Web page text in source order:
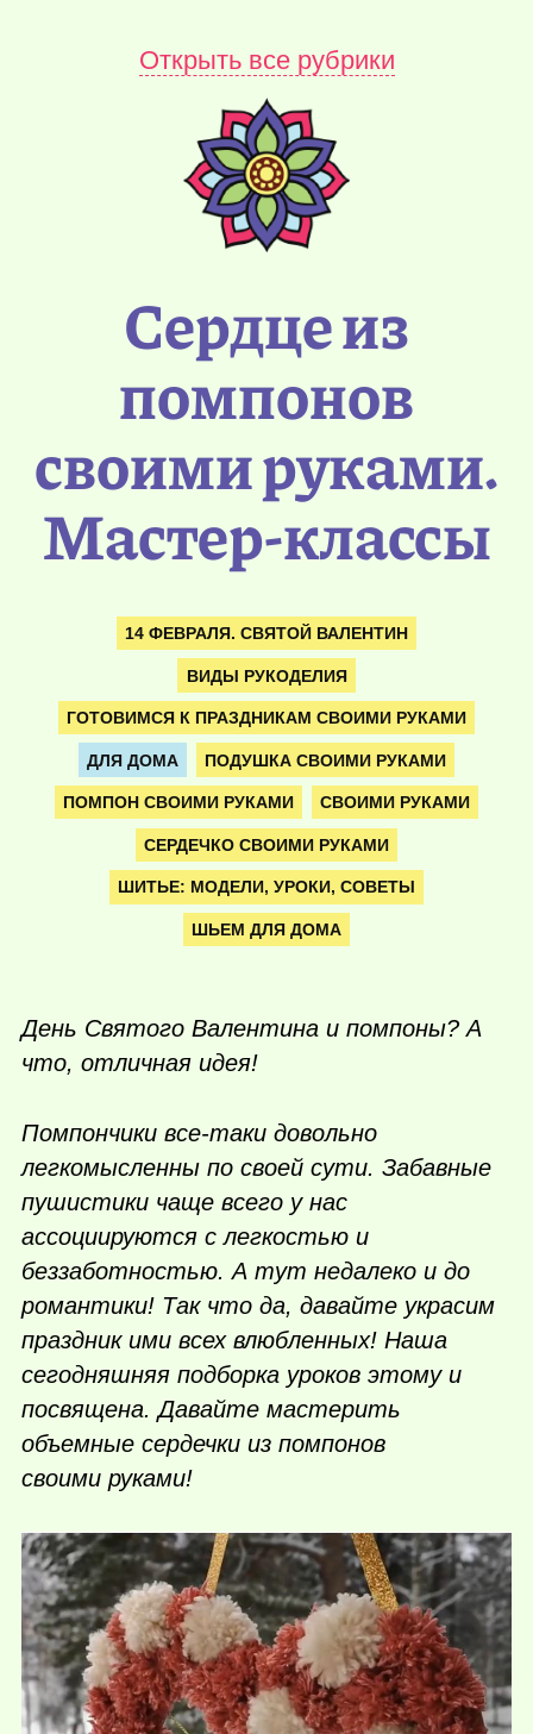
Открыть все рубрики
Сердце из
помпонов
своими руками.
Мастер-классы
14 ФЕВРАЛЯ. СВЯТОЙ ВАЛЕНТИН
ВИДЫ РУКОДЕЛИЯ
ГОТОВИМСЯ К ПРАЗДНИКАМ СВОИМИ РУКАМИ
ДЛЯ ДОМА ПОДУШКА СВОИМИ РУКАМИ
ПОМПОН СВОИМИ РУКАМИ СВОИМИ РУКАМИ
СЕРДЕЧКО СВОИМИ РУКАМИ
ШИТЬЕ: МОДЕЛИ, УРОКИ, СОВЕТЫ
ШЬЕМ ДЛЯ ДОМА
День Святого Валентина и помпоны? А
что, отличная идея!
Помпончики все-таки довольно
легкомысленны по своей сути. Забавные
пушистики чаще всего у нас
ассоциируются с легкостью и
беззаботностью. А тут недалеко и до
романтики! Так что да, давайте украсим
праздник ими всех влюбленных! Наша
сегодняшняя подборка уроков этому и
посвящена. Давайте мастерить
объемные сердечки из помпонов
своими руками!